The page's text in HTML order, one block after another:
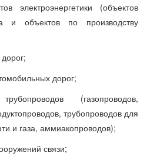
электроэнергетики (объектов
и объектов по производству
дорог;
(газопроводов,
трубопроводов для
и газа, аммиакопроводов);
связи;